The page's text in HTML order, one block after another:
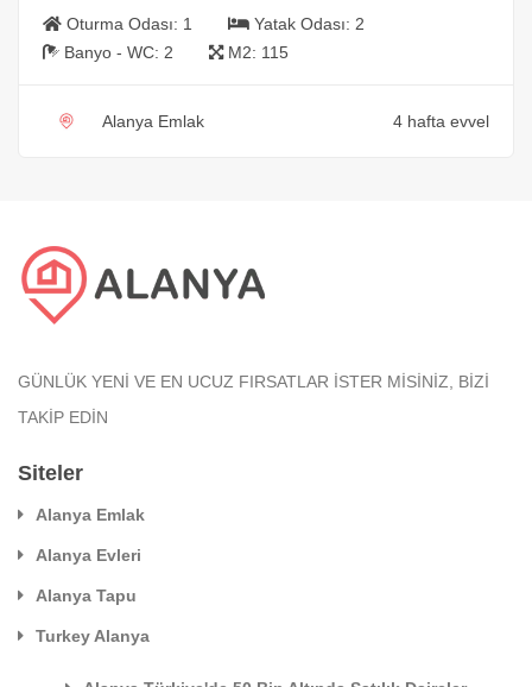
Oturma Odası: 1 Yatak Odası: 2
Banyo - WC: 2 M2: 115
Alanya Emlak 4 hafta evvel
GÜNLÜK YENİ VE EN UCUZ FIRSATLAR İSTER MİSİNİZ, BİZİ
TAKİP EDİN
Siteler
Alanya Emlak
Alanya Evleri
Alanya Tapu
Turkey Alanya